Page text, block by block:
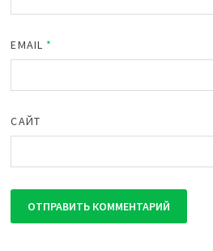
EMAIL *
САЙТ